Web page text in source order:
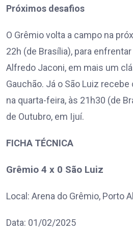
Próximos desafios
O Grêmio volta a campo na
22h (de Brasília), para
Alfredo Jaconi, em mais um
Gauchão. Já o São Luiz
na quarta-feira, às 21h30 (de
de Outubro, em Ijuí.
FICHA TÉCNICA
Grêmio 4 x 0 São Luiz
Local: Arena do Grêmio, Porto
Data: 01/02/2025